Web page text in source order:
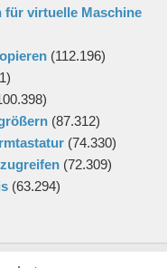
für virtuelle Maschine
(112.196)
(87.312)
(74.330)
(72.309)
(63.294)